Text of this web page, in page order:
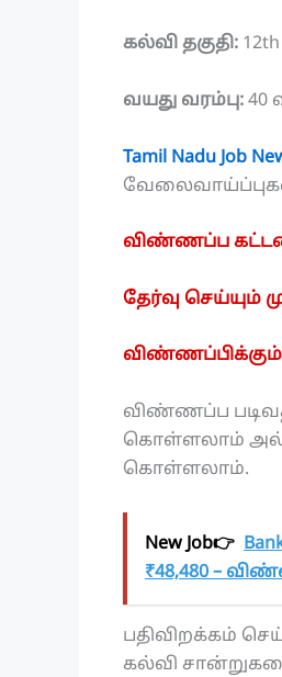
கல்வி தகுதி:
வயது வரம்பு: 40
Tamil Nadu Job
விண்ணப்ப
தேர்வு செய்யும்
விண்ணப்பிக்கும்
விண்ணப்ப
கொள்ளலாம்
கொள்ளலாம்.
New Job👉
₹48,480 –
பதிவிறக்கம்
கல்வி